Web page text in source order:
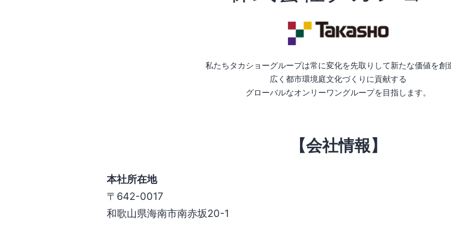
私たちタカショーグループは常に変化を先取りして新たな価値を創
広く都市環境庭文化づくりに貢献する
グローバルなオンリーワングループを目指します。
【会社情報】
本社所在地
〒642-0017
和歌山県海南市南赤坂20-1